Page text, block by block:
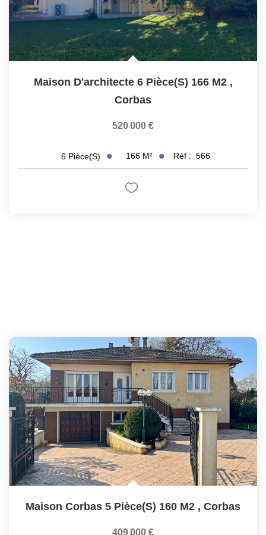
Maison D'architecte 6 Pièce(s) 166 M2 ,
Corbas
520 000 €
6 Pièce(s) 166 M² Réf : 566
Maison Corbas 5 Pièce(s) 160 M2 , Corbas
409 000 €